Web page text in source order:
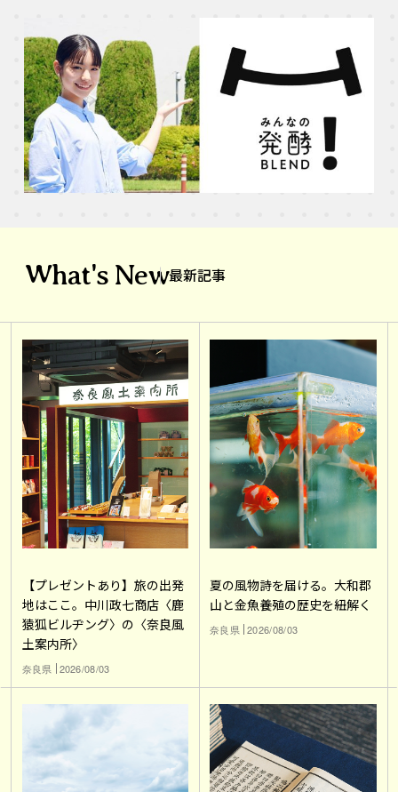
What's New最新記事
【プレゼントあり】旅の出発
地はここ。中川政七商店〈鹿
猿狐ビルヂング〉の〈奈良風
土案内所〉
奈良県 2026/08/03
夏の風物詩を届ける。大和郡
山と金魚養殖の歴史を紐解く
奈良県 2026/08/03